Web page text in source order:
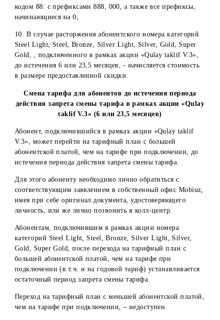
объеме (БЕЗ учета стоимости по акции). Т.е. если
абонентский номер подключен в последние дни акции,
оплата производится позднее 30 ноября, будет списана
сумма за полную стоимость номера (БЕЗ учета
по акции).
6. Компания оставляет за собой право определять
7. Количество номеров – ограничено.
Steel, Bronze, Silver Light, Silver, Gold, Super Gold
закончатся до 30.11.2021г., Акция будет приостановлена
досрочно.
9. Тарифы на стоимость подключения номеров особой
категории, указанные в таблице 1, не распространяется
подключение номеров с кодом 97 с префиксами 888,
кодом 88: с префиксами 888, 000, а также все префиксы,
10. В случае расторжения абонентского номера
Steel Light, Steel, Bronze, Silver Light, Silver, Gold, Super
Gold, , подключенного в рамках акции «Qulay taklif
до истечения 6 или 23,5 месяцев, - начисляется
Смена тарифа для абонентов до истечения периода